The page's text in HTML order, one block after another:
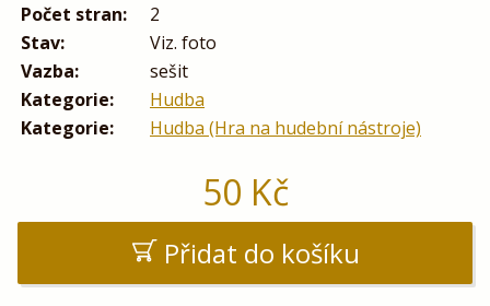
Počet stran:
2
Stav:
Viz. foto
Vazba:
sešit
Kategorie:
Hudba
Kategorie:
Hudba (Hra na hudební nástroje)
50 Kč
Přidat do košíku